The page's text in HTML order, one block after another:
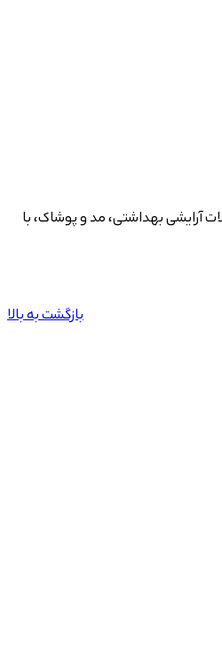
آرایشی بهداشتی، مد و پوشاک، با
بازگشت به بالا